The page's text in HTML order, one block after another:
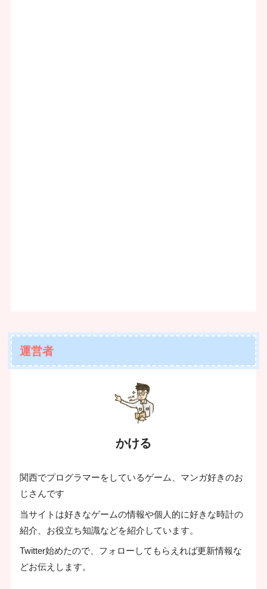
運営者
かける
関西でプログラマーをしているゲーム、マンガ好きのお
じさんです
当サイトは好きなゲームの情報や個人的に好きな時計の
紹介、お役立ち知識などを紹介しています。
Twitter始めたので、フォローしてもらえれば更新情報な
どお伝えします。